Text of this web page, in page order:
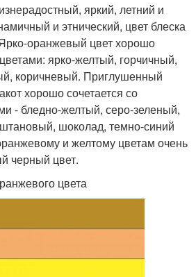
яркий, летний и
и этнический, цвет блеска
оранжевый цвет хорошо
ярко-желтый, горчичный,
коричневый. Приглушенный
хорошо сочетается со
- бледно-желтый, серо-зеленый,
шоколад, темно-синий
и желтому цветам очень
черный цвет.
цвета